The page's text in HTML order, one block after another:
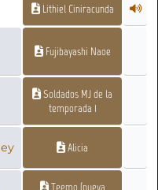
Lithiel Ciniracunda
Fujibayashi Naoe
Soldados MJ de la
temporada 1
Alicia
Teemo (nueva